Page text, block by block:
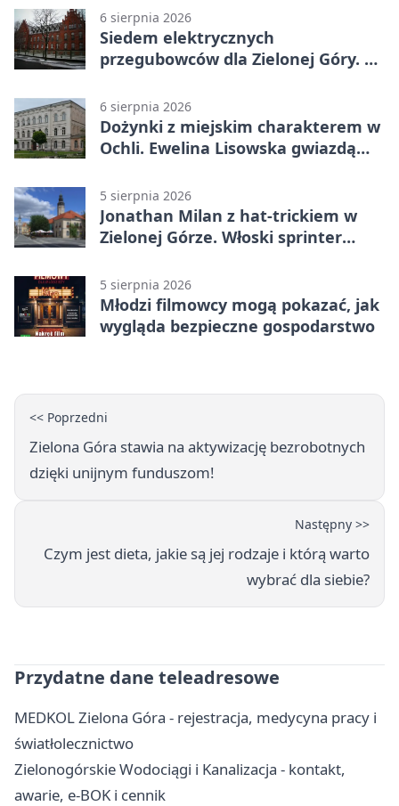
6 sierpnia 2026
Siedem elektrycznych
przegubowców dla Zielonej Góry. To
6 sierpnia 2026
Dożynki z miejskim charakterem w
Ochli. Ewelina Lisowska gwiazdą
5 sierpnia 2026
Jonathan Milan z hat-trickiem w
Zielonej Górze. Włoski sprinter
5 sierpnia 2026
Młodzi filmowcy mogą pokazać, jak
wygląda bezpieczne gospodarstwo
<< Poprzedni
Zielona Góra stawia na aktywizację bezrobotnych
dzięki unijnym funduszom!
Następny >>
Czym jest dieta, jakie są jej rodzaje i którą warto
wybrać dla siebie?
Przydatne dane teleadresowe
MEDKOL Zielona Góra - rejestracja, medycyna pracy i
światłolecznictwo
Zielonogórskie Wodociągi i Kanalizacja - kontakt,
awarie, e-BOK i cennik